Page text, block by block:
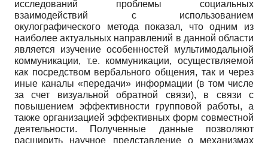
исследований проблемы социальных
взаимодействий с использованием
окулографического метода показал, что одним из
наиболее актуальных направлений в данной области
является изучение особенностей мультимодальной
коммуникации, т.е. коммуникации, осуществляемой
как посредством вербального общения, так и через
иные каналы «передачи» информации (в том числе
за счет визуальной обратной связи), в связи с
повышением эффективности групповой работы, а
также организацией эффективных форм совместной
деятельности. Полученные данные позволяют
расширить научное представление о механизмах